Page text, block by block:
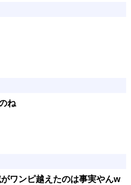
ね
ワンピ越えたのは事実やんw